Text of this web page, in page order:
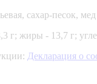
сахар-песок,
г; жиры - 13,7 г;
Декларация о